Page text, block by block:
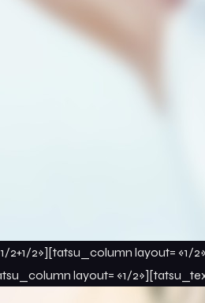
2»][tatsu_column layout= «1/
layout= «1/